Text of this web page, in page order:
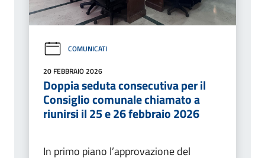
COMUNICATI
20 FEBBRAIO 2026
Doppia seduta consecutiva per il
Consiglio comunale chiamato a
riunirsi il 25 e 26 febbraio 2026
In primo piano l’approvazione del